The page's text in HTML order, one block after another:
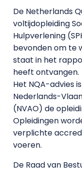
De Netherlands
voltijdopleiding
Hulpverlening
bevonden om te
staat in het
heeft ontvangen.
Het NQA-advies
Nederlands-
(NVAO) de
Opleidingen
verplichte
voeren.
De Raad van